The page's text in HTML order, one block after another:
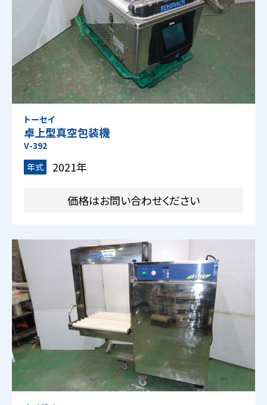
トーセイ
卓上型真空包装機
V-392
年式
2021年
価格はお問い合わせください